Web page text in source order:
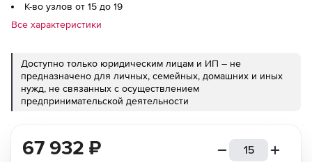
К-во узлов от 15 до 19
Все характеристики
Доступно только юридическим лицам и ИП – не
предназначено для личных, семейных, домашних и иных
нужд, не связанных с осуществлением
предпринимательской деятельности
67 932 ₽